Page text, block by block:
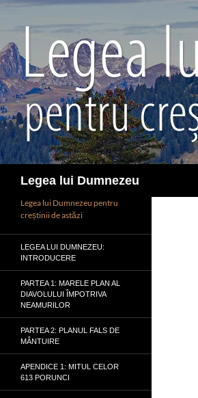
conținut
Legea lui Dumnezeu
Legea lui Dumnezeu pentru
creștinii de astăzi
LEGEA LUI DUMNEZEU:
INTRODUCERE
PARTEA 1: MARELE PLAN AL
DIAVOLULUI ÎMPOTRIVA
NEAMURILOR
PARTEA 2: PLANUL FALS DE
MÂNTUIRE
APENDICE 1: MITUL CELOR
613 PORUNCI